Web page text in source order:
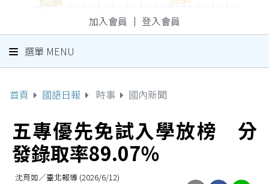
加入會員 ｜ 登入會員
選單 MENU
首頁 國語日報 時事 國內新聞
五專優先免試入學放榜 分
發錄取率89.07％
沈育如／臺北報導 (2026/6/12)